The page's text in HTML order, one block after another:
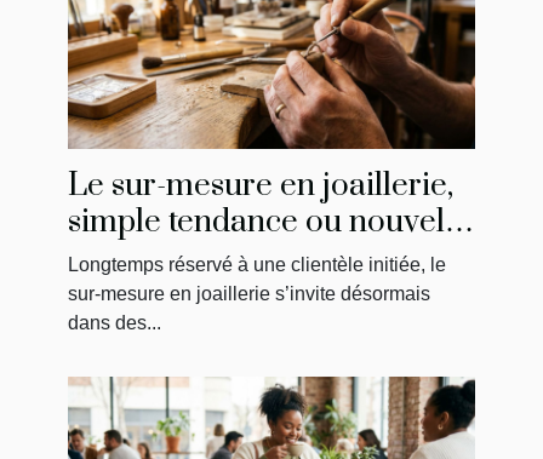
Le sur-mesure en joaillerie,
simple tendance ou nouvelle
norme ?
Longtemps réservé à une clientèle initiée, le
sur-mesure en joaillerie s’invite désormais
dans des...